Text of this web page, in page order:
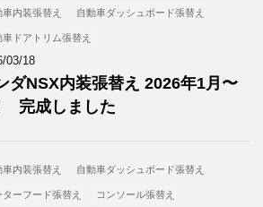
車内装張替え 自動車ダッシュボード張替え
車ドアトリム張替え
03/18
ダNSX内装張替え 2026年1月〜
完成しました
車内装張替え 自動車ダッシュボード張替え
ターフード張替え コンソール張替え